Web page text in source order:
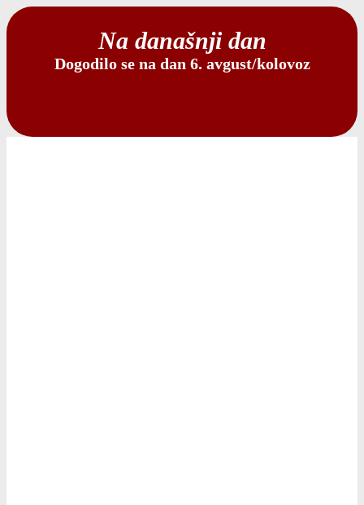
Na današnji dan
Dogodilo se na dan 6. avgust/kolovoz